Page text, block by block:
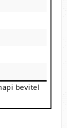
bevitel